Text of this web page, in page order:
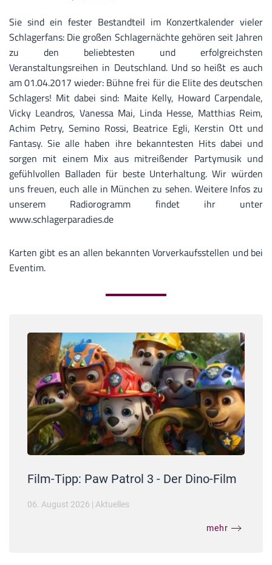
Sie sind ein fester Bestandteil im Konzertkalender vieler
Schlagerfans: Die großen Schlagernächte gehören seit Jahren
zu den beliebtesten und erfolgreichsten
Veranstaltungsreihen in Deutschland. Und so heißt es auch
am 01.04.2017 wieder: Bühne frei für die Elite des deutschen
Schlagers! Mit dabei sind: Maite Kelly, Howard Carpendale,
Vicky Leandros, Vanessa Mai, Linda Hesse, Matthias Reim,
Achim Petry, Semino Rossi, Beatrice Egli, Kerstin Ott und
Fantasy. Sie alle haben ihre bekanntesten Hits dabei und
sorgen mit einem Mix aus mitreißender Partymusik und
gefühlvollen Balladen für beste Unterhaltung. Wir würden
uns freuen, euch alle in München zu sehen. Weitere Infos zu
unserem Radiorogramm findet ihr unter
www.schlagerparadies.de
Karten gibt es an allen bekannten Vorverkaufsstellen und bei
Eventim.
Film-Tipp: Paw Patrol 3 - Der Dino-Film
06. August 2026 | Aktuelles
mehr